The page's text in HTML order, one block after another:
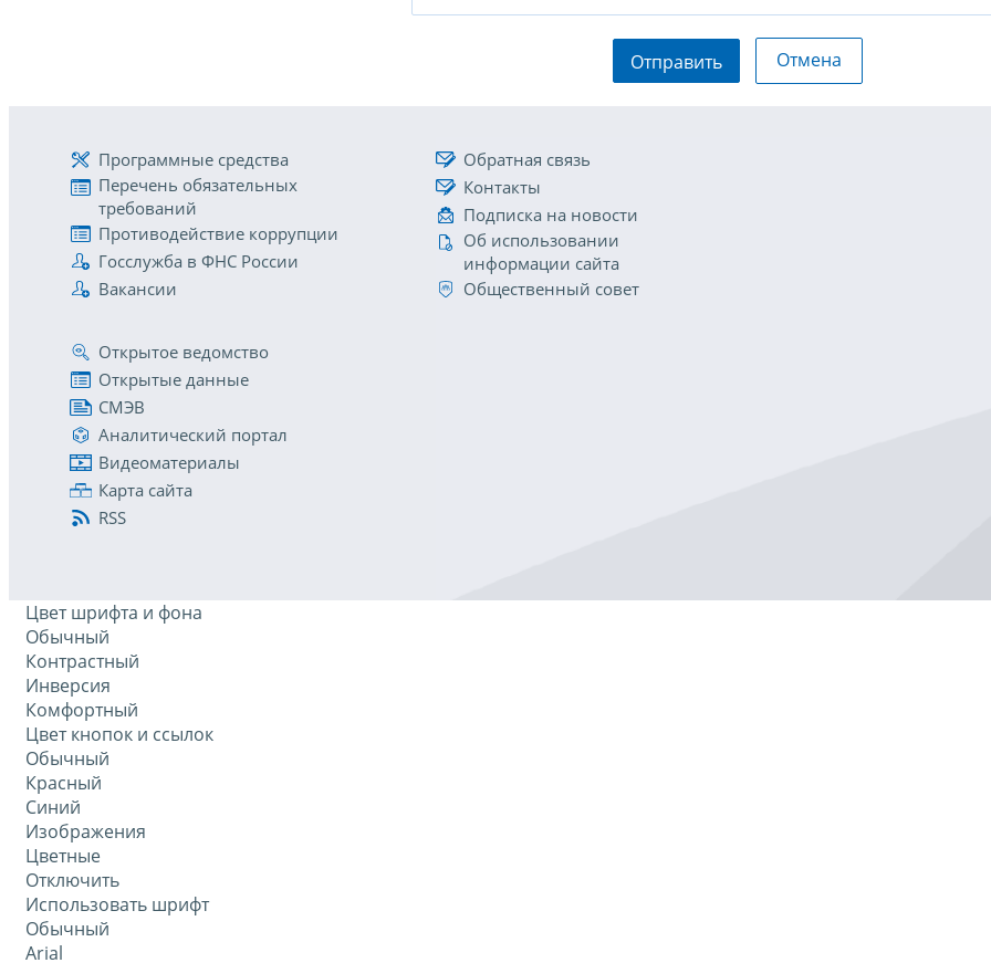
Отправить Отмена
Программные средства
Перечень обязательных
требований
Противодействие коррупции
Госслужба в ФНС России
Вакансии
Обратная связь
Контакты
Подписка на новости
Об использовании
информации сайта
Общественный совет
Открытое ведомство
Открытые данные
СМЭВ
Аналитический портал
Видеоматериалы
Карта сайта
RSS
Цвет шрифта и фона
Обычный
Контрастный
Инверсия
Комфортный
Цвет кнопок и ссылок
Обычный
Красный
Синий
Изображения
Цветные
Отключить
Использовать шрифт
Обычный
Arial